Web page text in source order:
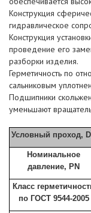
Конструкция
гидравлическое
Конструкция
проведение его
разборки изделия.
Герметичность по
сальниковым
Подшипники
уменьшают
Условный проход,
Номинальное
давление, PN
Класс
по ГОСТ 9544-2005